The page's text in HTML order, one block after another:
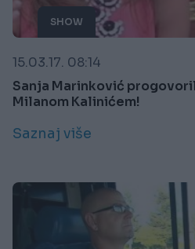
SHOW
15.03.17. 08:14
Sanja Marinković
Milanom Kalinićem!
Saznaj više